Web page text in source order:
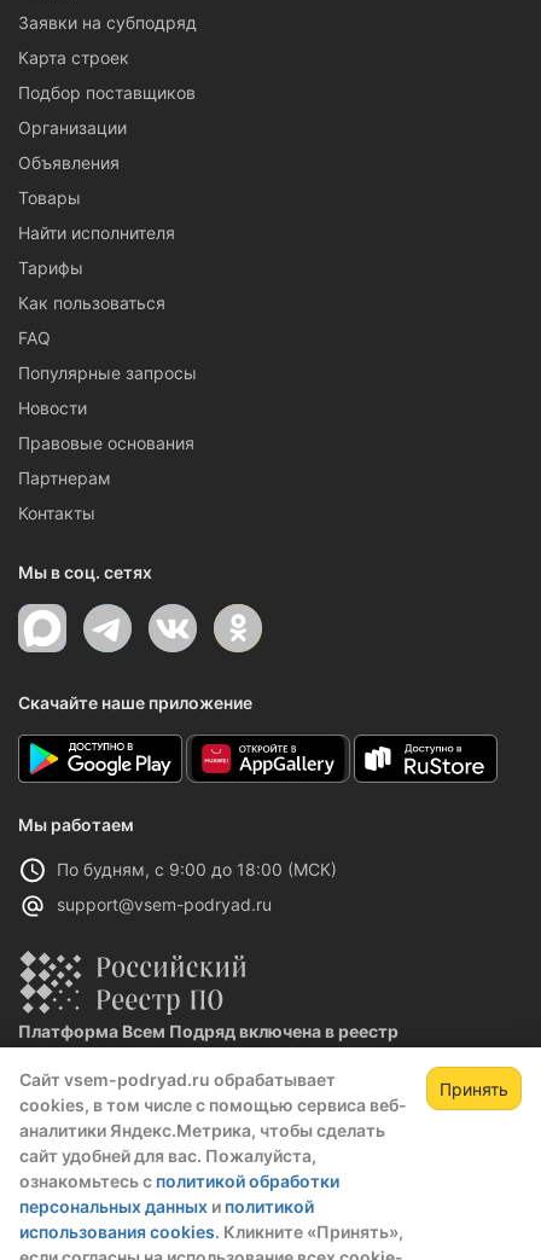
Сайт vsem-podryad.ru обрабатывает
cookies, в том числе с помощью сервиса веб-
аналитики Яндекс.Метрика, чтобы сделать
сайт удобней для вас. Пожалуйста,
ознакомьтесь с политикой обработки
персональных данных и политикой
использования cookies. Кликните «Принять»,
Принять
Заявки на субподряд
Карта строек
Подбор поставщиков
Организации
Объявления
Товары
Найти исполнителя
Тарифы
Как пользоваться
FAQ
Популярные запросы
Новости
Правовые основания
Партнерам
Контакты
Мы в соц. сетях
Скачайте наше приложение
Мы работаем
По будням, с 9:00 до 18:00 (МСК)
support@vsem-podryad.ru
Платформа Всем Подряд включена в реестр
Реестровая запись №32021 от 06.02.2026
Политика конфиденциальности
О компании